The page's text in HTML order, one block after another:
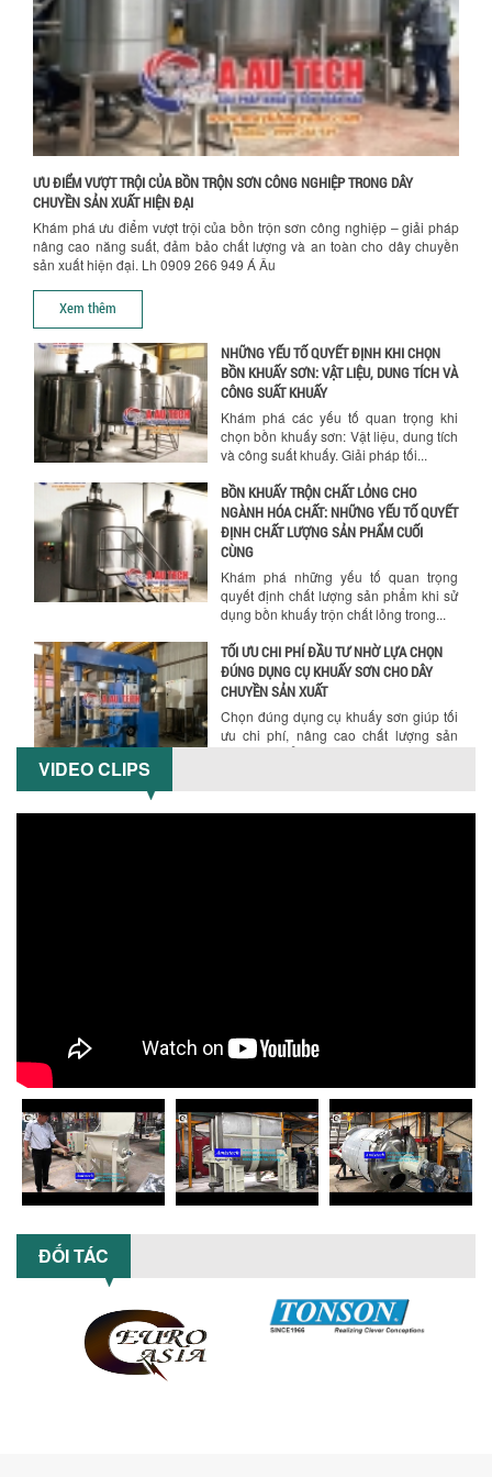
Chính sách đổi trả hàng
Chính sách bảo hành
Chính sách giao hàng
Hướng dẫn thanh toán mua hàng
ƯU ĐIỂM VƯỢT TRỘI CỦA BỒN TRỘN SƠN CÔNG NGHIỆP TRONG DÂY
CHUYỀN SẢN XUẤT HIỆN ĐẠI
Khám phá ưu điểm vượt trội của bồn trộn sơn công nghiệp – giải pháp
nâng cao năng suất, đảm bảo chất lượng và an toàn cho dây chuyền
sản xuất hiện đại. Lh 0909 266 949 Á Âu
Xem thêm
TỐI ƯU CHI PHÍ SẢN XUẤT VỚI MÁY TRỘN
SƠN CÔNG NGHIỆP HIỆN ĐẠI
Khám phá cách máy trộn sơn công
nghiệp giúp doanh nghiệp tiết kiệm
nguyên liệu, nhân công và chi phí vận
hành. Giải...
NHỮNG TIÊU CHÍ QUAN TRỌNG KHI LỰA
NHÀ MÁY
Khám phá những tiêu chí quan trọng
NHỮNG YẾU TỐ QUYẾT ĐỊNH KHI CHỌN
BỒN KHUẤY SƠN: VẬT LIỆU, DUNG TÍCH VÀ
CÔNG SUẤT KHUẤY
Khám phá các yếu tố quan trọng khi
chọn bồn khuấy sơn: Vật liệu, dung tích
và công suất khuấy. Giải pháp tối...
BỒN KHUẤY TRỘN CHẤT LỎNG CHO
NGÀNH HÓA CHẤT: NHỮNG YẾU TỐ QUYẾT
ĐỊNH CHẤT LƯỢNG SẢN PHẨM CUỐI
CÙNG
Khám phá những yếu tố quan trọng
quyết định chất lượng sản phẩm khi sử
dụng bồn khuấy trộn chất lỏng trong...
TỐI ƯU CHI PHÍ ĐẦU TƯ NHỜ LỰA CHỌN
ĐÚNG DỤNG CỤ KHUẤY SƠN CHO DÂY
CHUYỀN SẢN XUẤT
Chọn đúng dụng cụ khuấy sơn giúp tối
ưu chi phí, nâng cao chất lượng sản
xuất. Tìm hiểu giải pháp từ Công...
KHÍ NÉN TRONG NGÀNH SẢN XUẤT HIỆN
KHUẤY SƠN DÙNG ĐIỆN TRONG SẢN XUẤT
Khám phá 5 lợi ích khi sử dụng máy
khuấy sơn dùng điện: nâng cao chất
lượng, tiết kiệm chi phí, tăng năng
suất,...
TỐI ƯU NĂNG SUẤT VÀ CHI PHÍ VỚI MÁY
VIDEO CLIPS
ĐỐI TÁC